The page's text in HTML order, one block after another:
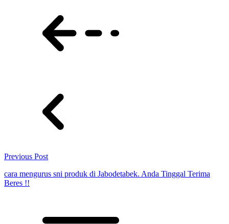
Previous Post
cara mengurus sni produk di Jabodetabek. Anda Tinggal Terima
Beres !!